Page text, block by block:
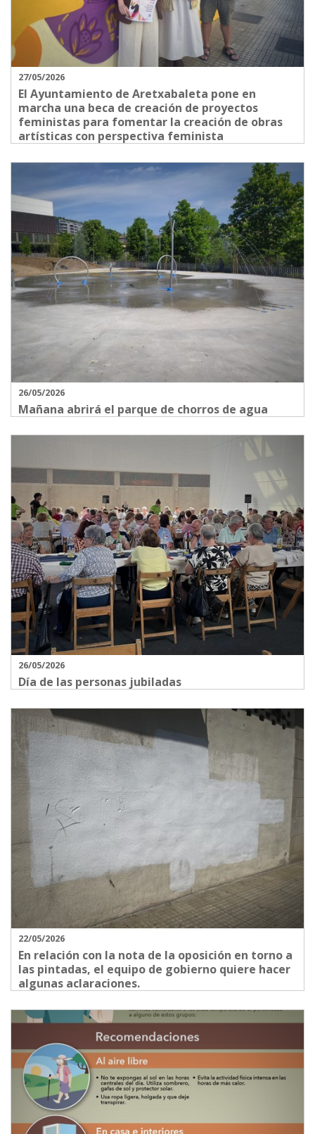
27/05/2026
El Ayuntamiento de Aretxabaleta pone en
marcha una beca de creación de proyectos
feministas para fomentar la creación de obras
artísticas con perspectiva feminista
26/05/2026
Mañana abrirá el parque de chorros de agua
26/05/2026
Día de las personas jubiladas
22/05/2026
En relación con la nota de la oposición en torno a
las pintadas, el equipo de gobierno quiere hacer
algunas aclaraciones.